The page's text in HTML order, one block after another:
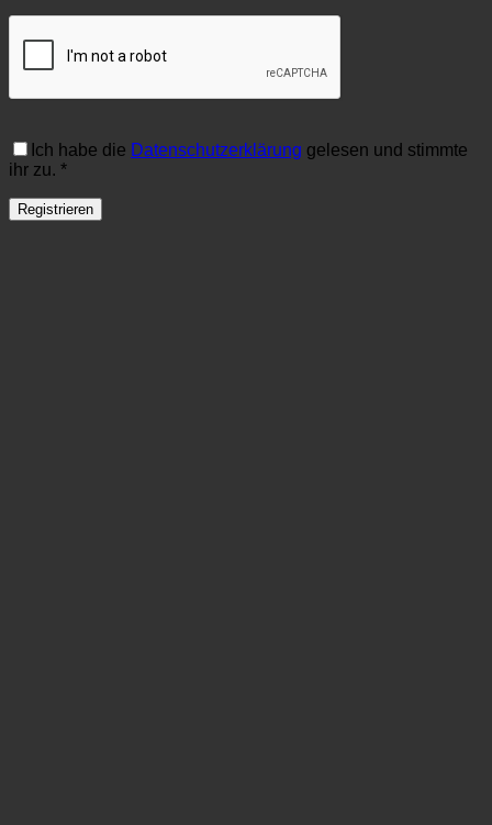
Ich habe die Datenschutzerklärung gelesen und stimmte
ihr zu. *
Registrieren